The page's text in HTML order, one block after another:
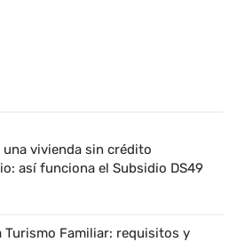
vivienda sin crédito
así funciona el Subsidio DS49
Turismo Familiar: requisitos y